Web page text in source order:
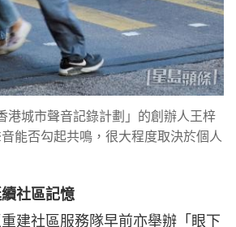
港城市聲音記錄計劃」的創辦人王梓
能否勾起共鳴，很大程度取決於個人
社區記憶
建社區服務隊早前亦舉辦「眼下